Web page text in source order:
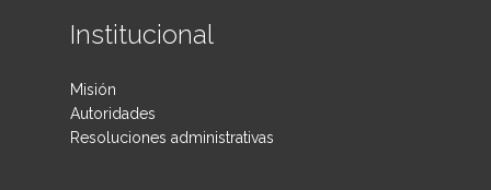
Institucional
Misión
Autoridades
Resoluciones administrativas